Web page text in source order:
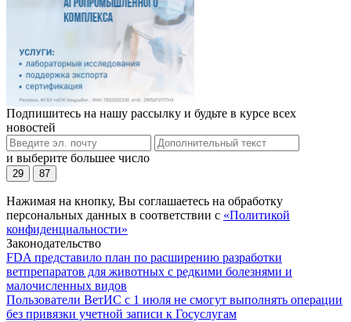
Подпишитесь на нашу рассылку и будьте в курсе всех
новостей
и выберите большее число
29 87
Нажимая на кнопку, Вы соглашаетесь на обработку
персональных данных в соответствии с «Политикой
конфиденциальности»
Законодательство
FDA представило план по расширению разработки
ветпрепаратов для животных с редкими болезнями и
малочисленных видов
Пользователи ВетИС с 1 июля не смогут выполнять операции
без привязки учетной записи к Госуслугам